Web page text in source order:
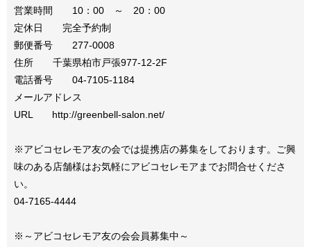
営業時間 10：00 ～ 20：00
定休日 完全予約制
郵便番号 277-0008
住所 千葉県柏市戸張977-12-2F
電話番号 04-7105-1184
メールアドレス
URL http://greenbell-salon.net/
※アビコセレモア友の会では提携店の募集をしております。ご興
味のある店舗様はお気軽にアビコセレモアまでお問合せくださ
い。
04-7165-4444
※～アビコセレモア友の会会員募集中～